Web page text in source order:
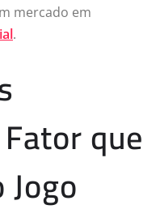
mercado em
.
que